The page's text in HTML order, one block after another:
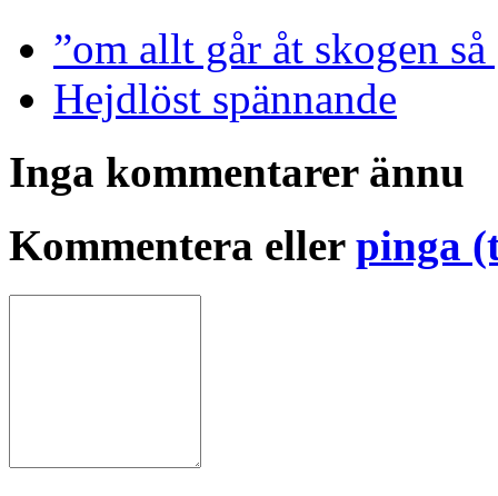
”om allt går åt skogen
Hejdlöst spännande
Inga kommentarer ännu
Kommentera eller pinga